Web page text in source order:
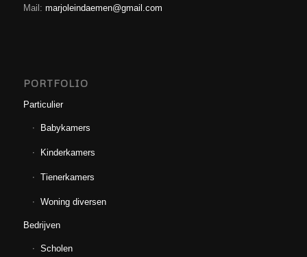
Mail: marjoleindaemen@gmail.com
PORTFOLIO
Particulier
Babykamers
Kinderkamers
Tienerkamers
Woning diversen
Bedrijven
Scholen